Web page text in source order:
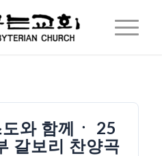
와 함께ㆍ 25
갈보리 찬양곡